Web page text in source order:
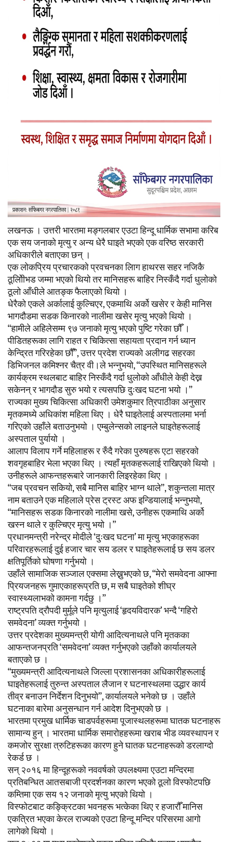
लखनऊ । उत्तरी भारतमा मङ्गलबार एउटा हिन्दू धार्मिक सभामा करिब
एक सय जनाको मृत्यु र अन्य धेरै घाइते भएको एक वरिष्ठ सरकारी
अधिकारीले बताएका छन् ।
एक लोकप्रिय प्रचारकको प्रवचनका लािग हाथरस सहर नजिकै
ठूलोीिभड जम्मा भएको थियो तर मानिसहरू बाहिर निस्कँदै गर्दा धुलोको
ठूलो आँधीले आतङ्क फैलाएको थियो ।
धेरैको एकले अर्कालाई कुल्चिएर, एकमाथि अर्को खसेर र केही मानिस
भागदौडमा सडक किनारको नालीमा खसेर मृत्यु भएको थियो ।
“हामीले अहिलेसम्म ९७ जनाको मृत्यु भएको पुष्टि गरेका छौँ ।
पीडितहरूका लागि राहत र चिकित्सा सहायता प्रदान गर्न ध्यान
केन्द्रित गरिरहेका छौँ”, उत्तर प्रदेश राज्यको अलीगढ सहरका
डिभिजनल कमिश्नर चैत्र वी।ले भन्नुभयो, “उपस्थित मानिसहरूले
कार्यक्रम स्थलबाट बाहिर निस्कँदै गर्दा धुलोको आँधीले केही देख्न
सकेनन् र भागदौड सुरु भयो र त्यसपछि दुःखद घटना भयो ।”
राज्यका मुख्य चिकित्सा अधिकारी उमेशकुमार त्रिपाठीका अनुसार
मृतकमध्ये अधिकांश महिला थिए । धेरै घाइतेलाई अस्पतालमा भर्ना
गरिएको उहाँले बताउनुभयो । एम्बुलेन्सको लाइनले घाइतेहरूलाई
अस्पताल पुर्यायो ।
आलाप विलाप गर्ने महिलाहरू र रुँदै गरेका पुरुषहरू एटा सहरको
शवगृहबाहिर भेला भएका थिए । त्यहाँ मृतकहरूलाई राखिएको थियो ।
उनीहरूले आफन्तहरूबारे जानकारी लिइरहेका थिए ।
“जब प्रवचन सकियो, सबै मानिस बाहिर भाग्न थाले”, शकुन्तला मात्र
नाम बताउने एक महिलाले प्रेस ट्रस्ट अफ इन्डियालाई भन्नुभयो,
“मानिसहरू सडक किनारको नालीमा खसे, उनीहरू एकमाथि अर्को
खस्न थाले र कुल्चिएर मृत्यु भयो ।”
प्रधानमन्त्री नरेन्द्र मोदीले ‘दुःखद घटना’ मा मृत्यु भएकाहरूका
परिवारहरूलाई दुई हजार चार सय डलर र घाइतेहरूलाई छ सय डलर
क्षतिपूर्तिको घोषणा गर्नुभयो ।
उहाँले सामाजिक सञ्जाल एक्समा लेख्नुभएको छ, “मेरो समवेदना आफ्ना
प्रियजनहरू गुमाएकाहरूप्रति छ, म सबै घाइतेको शीघ्र
स्वास्थ्यलाभको कामना गर्दछु ।”
राष्ट्रपति द्रौपदी मुर्मूले पनि मृत्युलाई ‘हृदयविदारक’ भन्दै ‘गहिरो
समवेदना’ व्यक्त गर्नुभयो ।
उत्तर प्रदेशका मुख्यमन्त्री योगी आदित्यनाथले पनि मृतकका
आफन्तजनप्रति ‘समवेदना’ व्यक्त गर्नुभएको उहाँको कार्यालयले
बताएको छ ।
“मुख्यमन्त्री आदित्यनाथले जिल्ला प्रशासनका अधिकारीहरूलाई
घाइतेहरूलाई तुरुन्त अस्पताल लैजान र घटनास्थलमा उद्धार कार्य
तीव्र बनाउन निर्देशन दिनुभयो”, कार्यालयले भनेको छ । उहाँले
घटनाका बारेमा अनुसन्धान गर्न आदेश दिनुभएको छ ।
भारतमा प्रमुख धार्मिक चाडपर्वहरूमा पूजास्थलहरूमा घातक घटनाहरू
सामान्य हुन् । भारतमा धार्मिक समारोहहरूमा खराब भीड व्यवस्थापन र
कमजोर सुरक्षा त्रुटिहरूका कारण हुने घातक घटनाहरूको डरलाग्दो
रेकर्ड छ ।
सन् २०१६ मा हिन्दूहरूको नववर्षको उपलक्ष्यमा एउटा मन्दिरमा
प्रतिबन्धित आतसबाजी प्रदर्शनका कारण भएको ठूलो विस्फोटपछि
कम्तिमा एक सय १२ जनाको मृत्यु भएको थियो ।
विस्फोटबाट कङ्क्रिटका भवनहरू भत्केका थिए र हजारौँ मानिस
एकत्रित भएका केरल राज्यको एउटा हिन्दू मन्दिर परिसरमा आगो
लागेको थियो ।